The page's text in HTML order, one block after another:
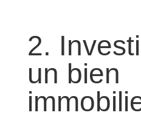
2.
un bien